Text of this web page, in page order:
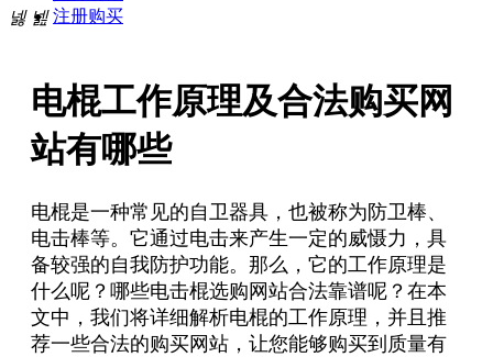
注册购买
넳 넲
电棍工作原理及合法购买网
站有哪些
电棍是一种常见的自卫器具，也被称为防卫棒、
电击棒等。它通过电击来产生一定的威慑力，具
备较强的自我防护功能。那么，它的工作原理是
什么呢？哪些电击棍选购网站合法靠谱呢？在本
文中，我们将详细解析电棍的工作原理，并且推
荐一些合法的购买网站，让您能够购买到质量有